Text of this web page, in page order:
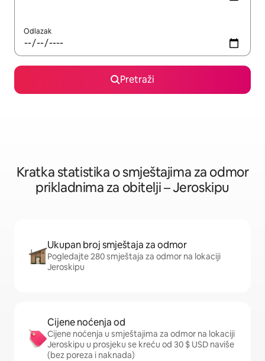
Odlazak
Pretraži
Kratka statistika o smještajima za odmor
prikladnima za obitelji – Jeroskipu
Ukupan broj smještaja za odmor
Pogledajte 280 smještaja za odmor na lokaciji
Jeroskipu
Cijene noćenja od
Cijene noćenja u smještajima za odmor na lokaciji
Jeroskipu u prosjeku se kreću od 30 $ USD naviše
(bez poreza i naknada)